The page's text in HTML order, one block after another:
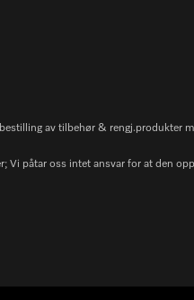
av tilbehør & rengj.produkter
Vi påtar oss intet ansvar for at den